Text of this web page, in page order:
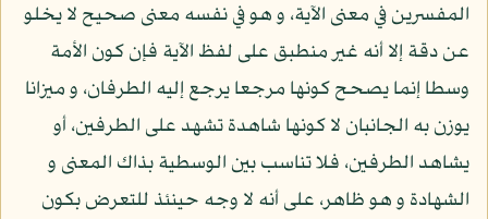
المفسرين في معنى الآية، و هو في نفسه معنى صحيح لا يخلو
عن دقة إلا أنه غير منطبق على لفظ الآية فإن كون الأمة
وسطا إنما يصحح كونها مرجعا يرجع إليه الطرفان، و ميزانا
يوزن به الجانبان لا كونها شاهدة تشهد على الطرفين، أو
يشاهد الطرفين، فلا تناسب بين الوسطية بذاك المعنى و
الشهادة و هو ظاهر، على أنه لا وجه حينئذ للتعرض بكون